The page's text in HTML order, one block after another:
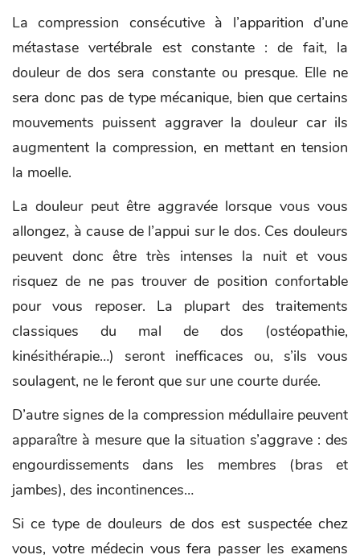
La compression consécutive à l’apparition d’une
métastase vertébrale est constante : de fait, la
douleur de dos sera constante ou presque. Elle ne
sera donc pas de type mécanique, bien que certains
mouvements puissent aggraver la douleur car ils
augmentent la compression, en mettant en tension
la moelle.
La douleur peut être aggravée lorsque vous vous
allongez, à cause de l’appui sur le dos. Ces douleurs
peuvent donc être très intenses la nuit et vous
risquez de ne pas trouver de position confortable
pour vous reposer. La plupart des traitements
classiques du mal de dos (ostéopathie,
kinésithérapie…) seront inefficaces ou, s’ils vous
soulagent, ne le feront que sur une courte durée.
D’autre signes de la compression médullaire peuvent
apparaître à mesure que la situation s’aggrave : des
engourdissements dans les membres (bras et
jambes), des incontinences…
Si ce type de douleurs de dos est suspectée chez
vous, votre médecin vous fera passer les examens